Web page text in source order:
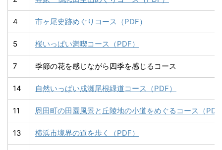
4 市ヶ尾史跡めぐりコース（PDF）
5 桜いっぱい満喫コース（PDF）
7 季節の花を感じながら四季を感じるコース
14 自然いっぱい成瀬尾根緑道コース（PDF）
11 恩田町の田園風景と丘陵地の小道をめぐるコース（
13 横浜市境界の道を歩く（PDF）